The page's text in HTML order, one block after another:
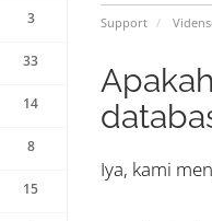
Support
3
33
14
8
15
Iya, kami